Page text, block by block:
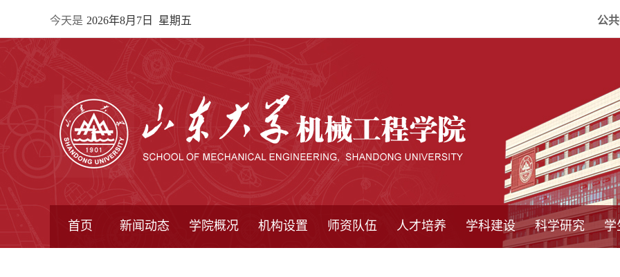
今天是 2026年8月7日 星期五 公
首页 新闻动态 学院概况 机构设置 师资队伍 人才培养 学科建设 科学研究 学